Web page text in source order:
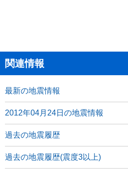
関連情報
最新の地震情報
2012年04月24日の地震情報
過去の地震履歴
過去の地震履歴(震度3以上)